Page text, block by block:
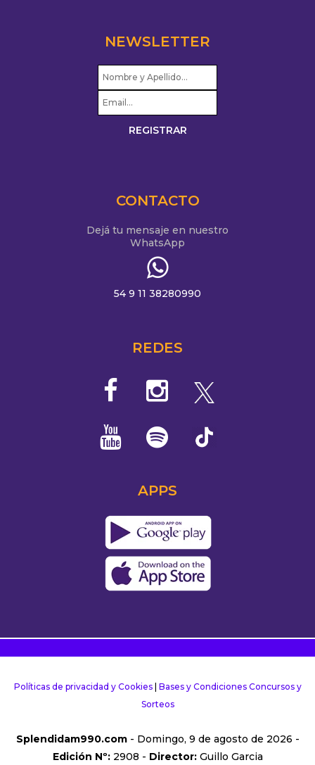
NEWSLETTER
CONTACTO
Dejá tu mensaje en nuestro
WhatsApp
54 9 11 38280990
REDES
APPS
Políticas de privacidad y Cookies| Bases y Condiciones Concursos y
Sorteos
Splendidam990.com- Domingo, 9 de agosto de 2026 -
Edición Nº:2908 - Director:Guillo Garcia